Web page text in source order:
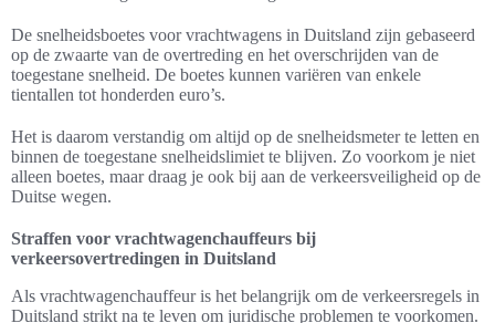
De snelheidsboetes voor vrachtwagens in Duitsland zijn gebaseerd
op de zwaarte van de overtreding en het overschrijden van de
toegestane snelheid. De boetes kunnen variëren van enkele
tientallen tot honderden euro’s.
Het is daarom verstandig om altijd op de snelheidsmeter te letten en
binnen de toegestane snelheidslimiet te blijven. Zo voorkom je niet
alleen boetes, maar draag je ook bij aan de verkeersveiligheid op de
Duitse wegen.
Straffen voor vrachtwagenchauffeurs bij
verkeersovertredingen in Duitsland
Als vrachtwagenchauffeur is het belangrijk om de verkeersregels in
Duitsland strikt na te leven om juridische problemen te voorkomen.